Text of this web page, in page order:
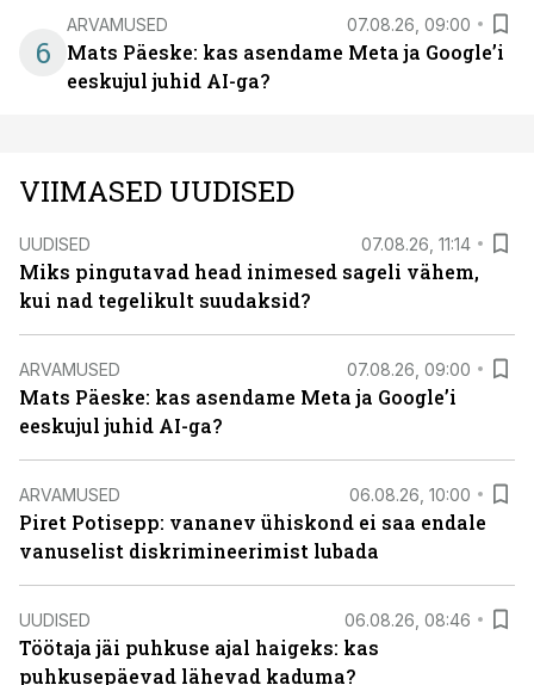
6
ARVAMUSED 07.08.26, 09:00
Mats Päeske: kas asendame Meta ja Google’i
eeskujul juhid AI-ga?
VIIMASED UUDISED
UUDISED 07.08.26, 11:14
Miks pingutavad head inimesed sageli vähem,
kui nad tegelikult suudaksid?
ARVAMUSED 07.08.26, 09:00
Mats Päeske: kas asendame Meta ja Google’i
eeskujul juhid AI-ga?
ARVAMUSED 06.08.26, 10:00
Piret Potisepp: vananev ühiskond ei saa endale
vanuselist diskrimineerimist lubada
UUDISED 06.08.26, 08:46
Töötaja jäi puhkuse ajal haigeks: kas
puhkusepäevad lähevad kaduma?